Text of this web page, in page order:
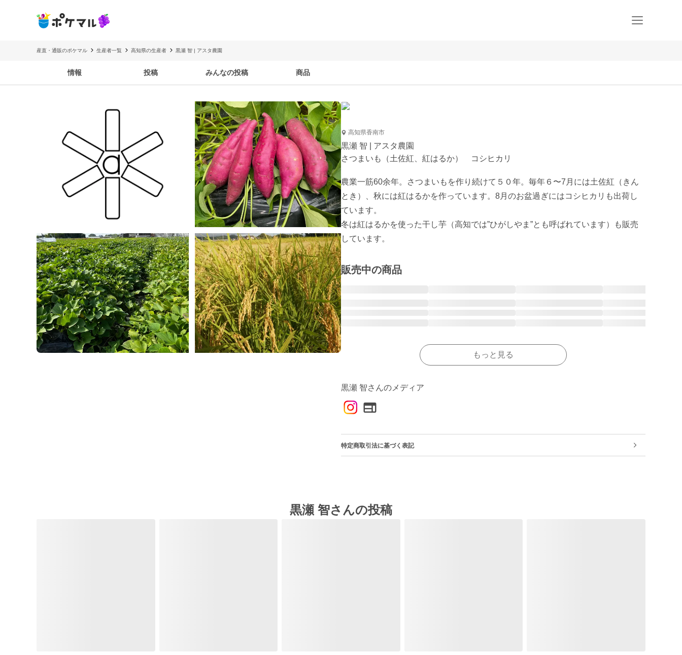
産直・通販のポケマル 生産者一覧 高知県の生産者 黒瀬 智 | アスタ農園
情報 投稿 みんなの投稿 商品
高知県香南市
黒瀬 智 | アスタ農園
さつまいも（土佐紅、紅はるか） コシヒカリ
農業一筋60余年。さつまいもを作り続けて５０年。毎年６〜7月には土佐紅（きん
とき）、秋には紅はるかを作っています。8月のお盆過ぎにはコシヒカリも出荷し
ています。
冬は紅はるかを使った干し芋（高知では”ひがしやま”とも呼ばれています）も販売
しています。
販売中の商品
もっと見る
黒瀬 智さんのメディア
特定商取引法に基づく表記
黒瀬 智さんの投稿